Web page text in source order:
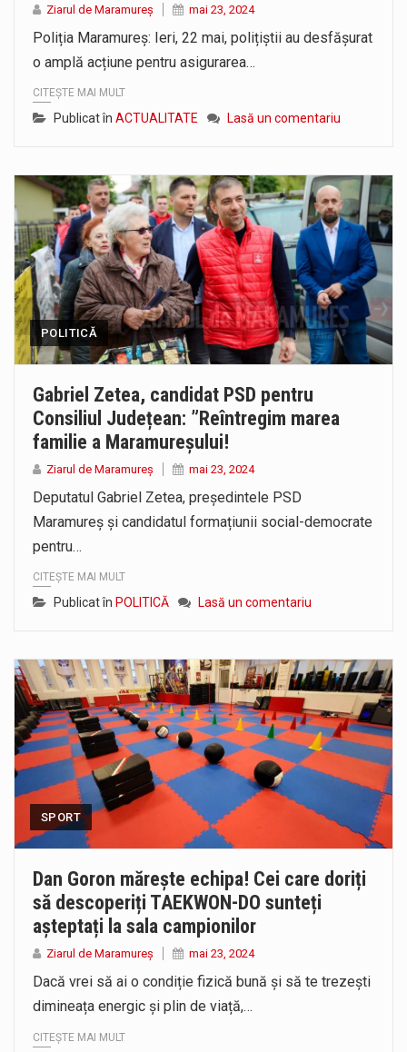
Ziarul de Maramureș mai 23, 2024
Poliția Maramureș: Ieri, 22 mai, polițiștii au desfășurat
o amplă acțiune pentru asigurarea…
CITEȘTE MAI MULT
Publicat în ACTUALITATE Lasă un comentariu
POLITICĂ
Gabriel Zetea, candidat PSD pentru
Consiliul Județean: ”Reîntregim marea
familie a Maramureșului!
Ziarul de Maramureș mai 23, 2024
Deputatul Gabriel Zetea, președintele PSD
Maramureș și candidatul formațiunii social-democrate
pentru…
CITEȘTE MAI MULT
Publicat în POLITICĂ Lasă un comentariu
SPORT
Dan Goron mărește echipa! Cei care doriți
să descoperiți TAEKWON-DO sunteți
așteptați la sala campionilor
Ziarul de Maramureș mai 23, 2024
Dacă vrei să ai o condiție fizică bună și să te trezești
dimineața energic și plin de viață,…
CITEȘTE MAI MULT